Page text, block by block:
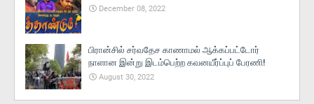
December 08, 2022
பிரான்சில் சர்வதேச காணாமல் ஆக்கப்பட்டோர்
நாளான இன்று இடம்பெற்ற கவனயீர்ப்புப் பேரணி!
August 30, 2022